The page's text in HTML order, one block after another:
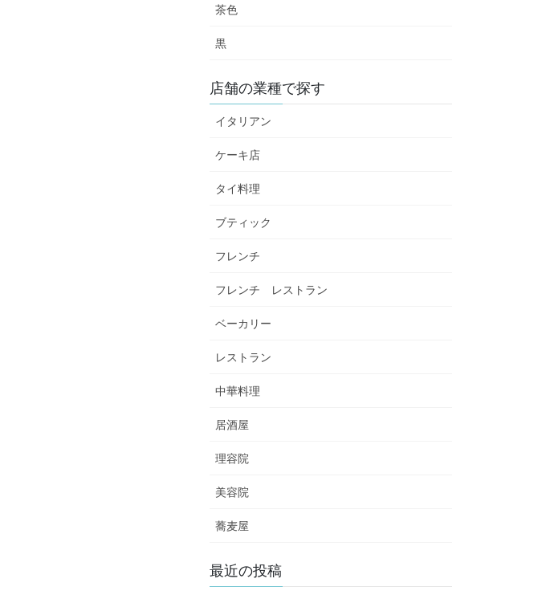
茶色
黒
店舗の業種で探す
イタリアン
ケーキ店
タイ料理
ブティック
フレンチ
フレンチ レストラン
ベーカリー
レストラン
中華料理
居酒屋
理容院
美容院
蕎麦屋
最近の投稿